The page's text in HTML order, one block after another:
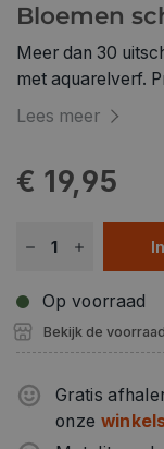
Bloemen
Meer dan 30
met aquarelverf.
levendige tulpen…
nodig. Om je op
de kleuren die je
informatie die je
Lees meer
€ 19,95
Op voorraad
Bekijk de
Gratis
onze